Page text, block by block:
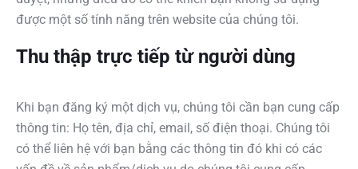
được một số tính năng trên website của chúng tôi.
Thu thập trực tiếp từ người dùng
Khi bạn đăng ký một dịch vụ, chúng tôi cần bạn cung cấp
thông tin: Họ tên, địa chỉ, email, số điện thoại. Chúng tôi
có thể liên hệ với bạn bằng các thông tin đó khi có các